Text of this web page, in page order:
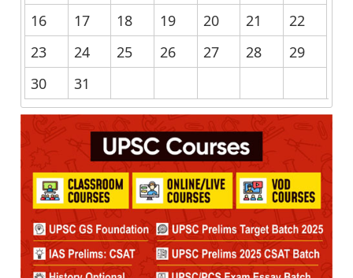
16
17 18 19 20 21
22
23
24 25 26 27 28
29
30
31